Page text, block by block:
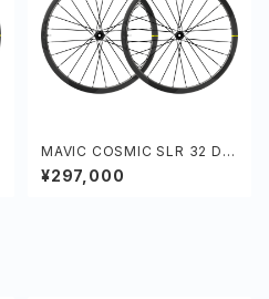
MAVIC COSMIC SLR 32 DIS
C
¥297,000